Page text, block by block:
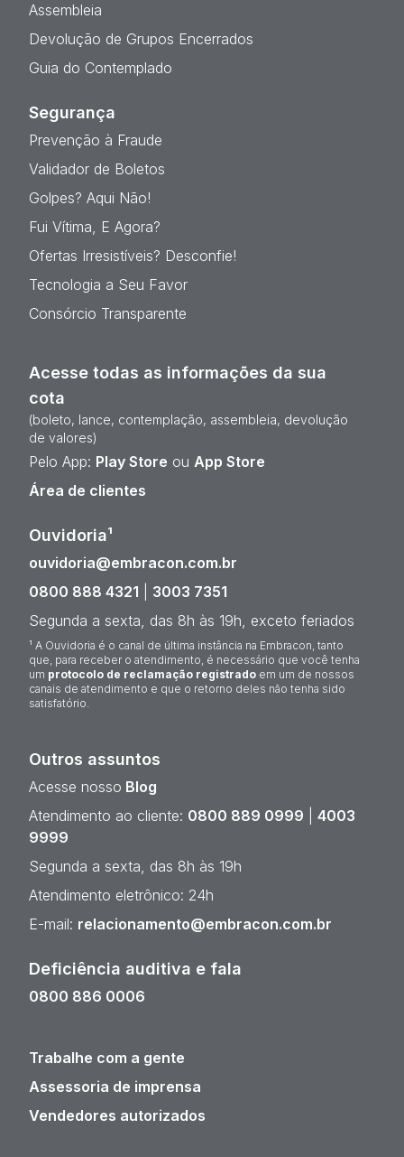
Assembleia
Devolução de Grupos Encerrados
Guia do Contemplado
Segurança
Prevenção à Fraude
Validador de Boletos
Golpes? Aqui Não!
Fui Vítima, E Agora?
Ofertas Irresistíveis? Desconfie!
Tecnologia a Seu Favor
Consórcio Transparente
Acesse todas as informações da sua
cota
(boleto, lance, contemplação, assembleia, devolução
de valores)
Pelo App: Play Store ou App Store
Área de clientes
Ouvidoria¹
ouvidoria@embracon.com.br
0800 888 4321
3003 7351
Segunda a sexta, das 8h às 19h, exceto feriados
¹ A Ouvidoria é o canal de última instância na Embracon, tanto
que, para receber o atendimento, é necessário que você tenha
um protocolo de reclamação registrado em um de nossos
canais de atendimento e que o retorno deles não tenha sido
satisfatório.
Outros assuntos
Acesse nosso Blog
Atendimento ao cliente: 0800 889 0999
4003
9999
Segunda a sexta, das 8h às 19h
Atendimento eletrônico: 24h
E-mail: relacionamento@embracon.com.br
Deficiência auditiva e fala
0800 886 0006
Trabalhe com a gente
Assessoria de imprensa
Vendedores autorizados